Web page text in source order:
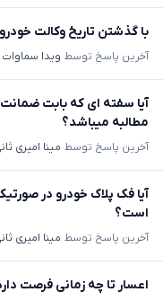
با گذشتن تاریخ وکالت
آخرین پاسخ توسط ویدا سماوات
آیا سفته ای که بابت
مطالبه میباشد؟
آخرین پاسخ توسط مینا امیری
آیا فک پلاک خودرو در
است؟
آخرین پاسخ توسط مینا امیری
اعسار تا چه زمانی فرصت